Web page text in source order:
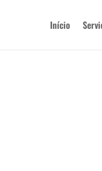
Início